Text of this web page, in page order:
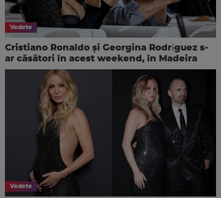
Vedete
Cristiano Ronaldo și Georgina Rodríguez s-
ar căsători în acest weekend, în Madeira
Vedete